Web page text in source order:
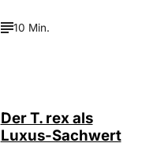
10 Min.
Der T. rex als
Luxus-Sachwert